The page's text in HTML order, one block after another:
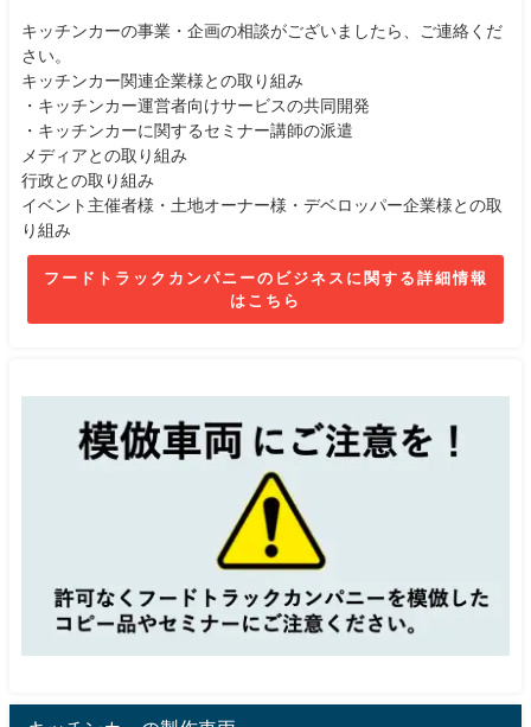
キッチンカーの事業・企画の相談がございましたら、ご連絡くだ
さい。
キッチンカー関連企業様との取り組み
・キッチンカー運営者向けサービスの共同開発
・キッチンカーに関するセミナー講師の派遣
メディアとの取り組み
行政との取り組み
イベント主催者様・土地オーナー様・デベロッパー企業様との取
り組み
フードトラックカンパニーのビジネスに関する詳細情報
はこちら